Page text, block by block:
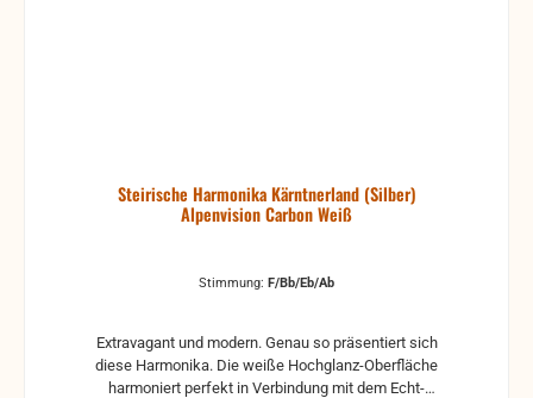
Steirische Harmonika Kärntnerland (Silber)
Alpenvision Carbon Weiß
Stimmung: F/Bb/Eb/Ab
Extravagant und modern. Genau so präsentiert sich
diese Harmonika. Die weiße Hochglanz-Oberfläche
harmoniert perfekt in Verbindung mit dem Echt-